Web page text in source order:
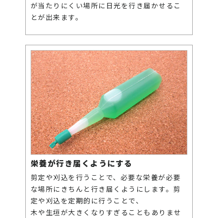
が当たりにくい場所に日光を行き届かせるこ
とが出来ます。
栄養が行き届くようにする
剪定や刈込を行うことで、必要な栄養が必要
な場所にきちんと行き届くようにします。剪
定や刈込を定期的に行うことで、
木や生垣が大きくなりすぎることもありませ